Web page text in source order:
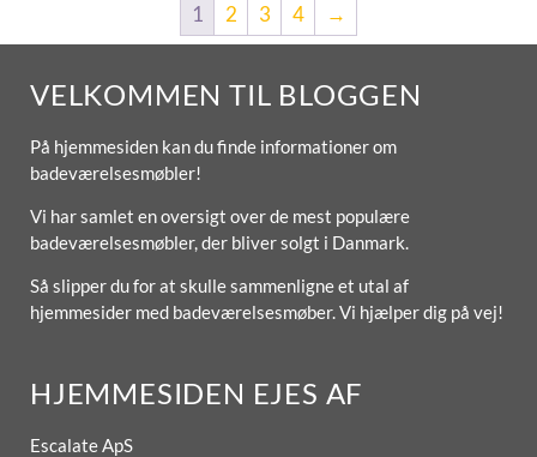
1 2 3 4 →
VELKOMMEN TIL BLOGGEN
På hjemmesiden kan du finde informationer om
badeværelsesmøbler!
Vi har samlet en oversigt over de mest populære
badeværelsesmøbler, der bliver solgt i Danmark.
Så slipper du for at skulle sammenligne et utal af
hjemmesider med badeværelsesmøber. Vi hjælper dig på vej!
HJEMMESIDEN EJES AF
Escalate ApS